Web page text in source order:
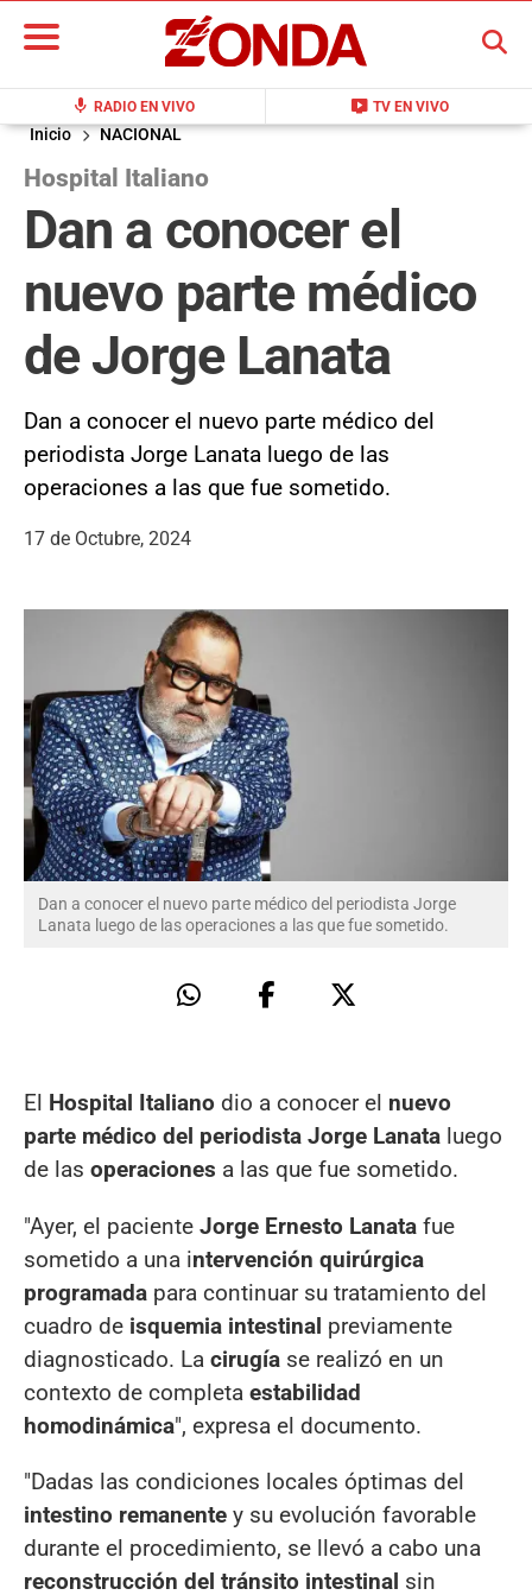
mic RADIO EN VIVO live_tv TV EN VIVO
BUSCAR
Inicio NACIONAL
Hospital Italiano
Dan a conocer el
nuevo parte médico
de Jorge Lanata
Dan a conocer el nuevo parte médico del
periodista Jorge Lanata luego de las
operaciones a las que fue sometido.
17 de Octubre, 2024
Dan a conocer el nuevo parte médico del periodista Jorge
Lanata luego de las operaciones a las que fue sometido.
El Hospital Italiano dio a conocer el nuevo
parte médico del periodista Jorge Lanata luego
de las operaciones a las que fue sometido.
"Ayer, el paciente Jorge Ernesto Lanata fue
sometido a una intervención quirúrgica
programada para continuar su tratamiento del
cuadro de isquemia intestinal previamente
diagnosticado. La cirugía se realizó en un
contexto de completa estabilidad
homodinámica", expresa el documento.
"Dadas las condiciones locales óptimas del
intestino remanente y su evolución favorable
durante el procedimiento, se llevó a cabo una
reconstrucción del tránsito intestinal sin